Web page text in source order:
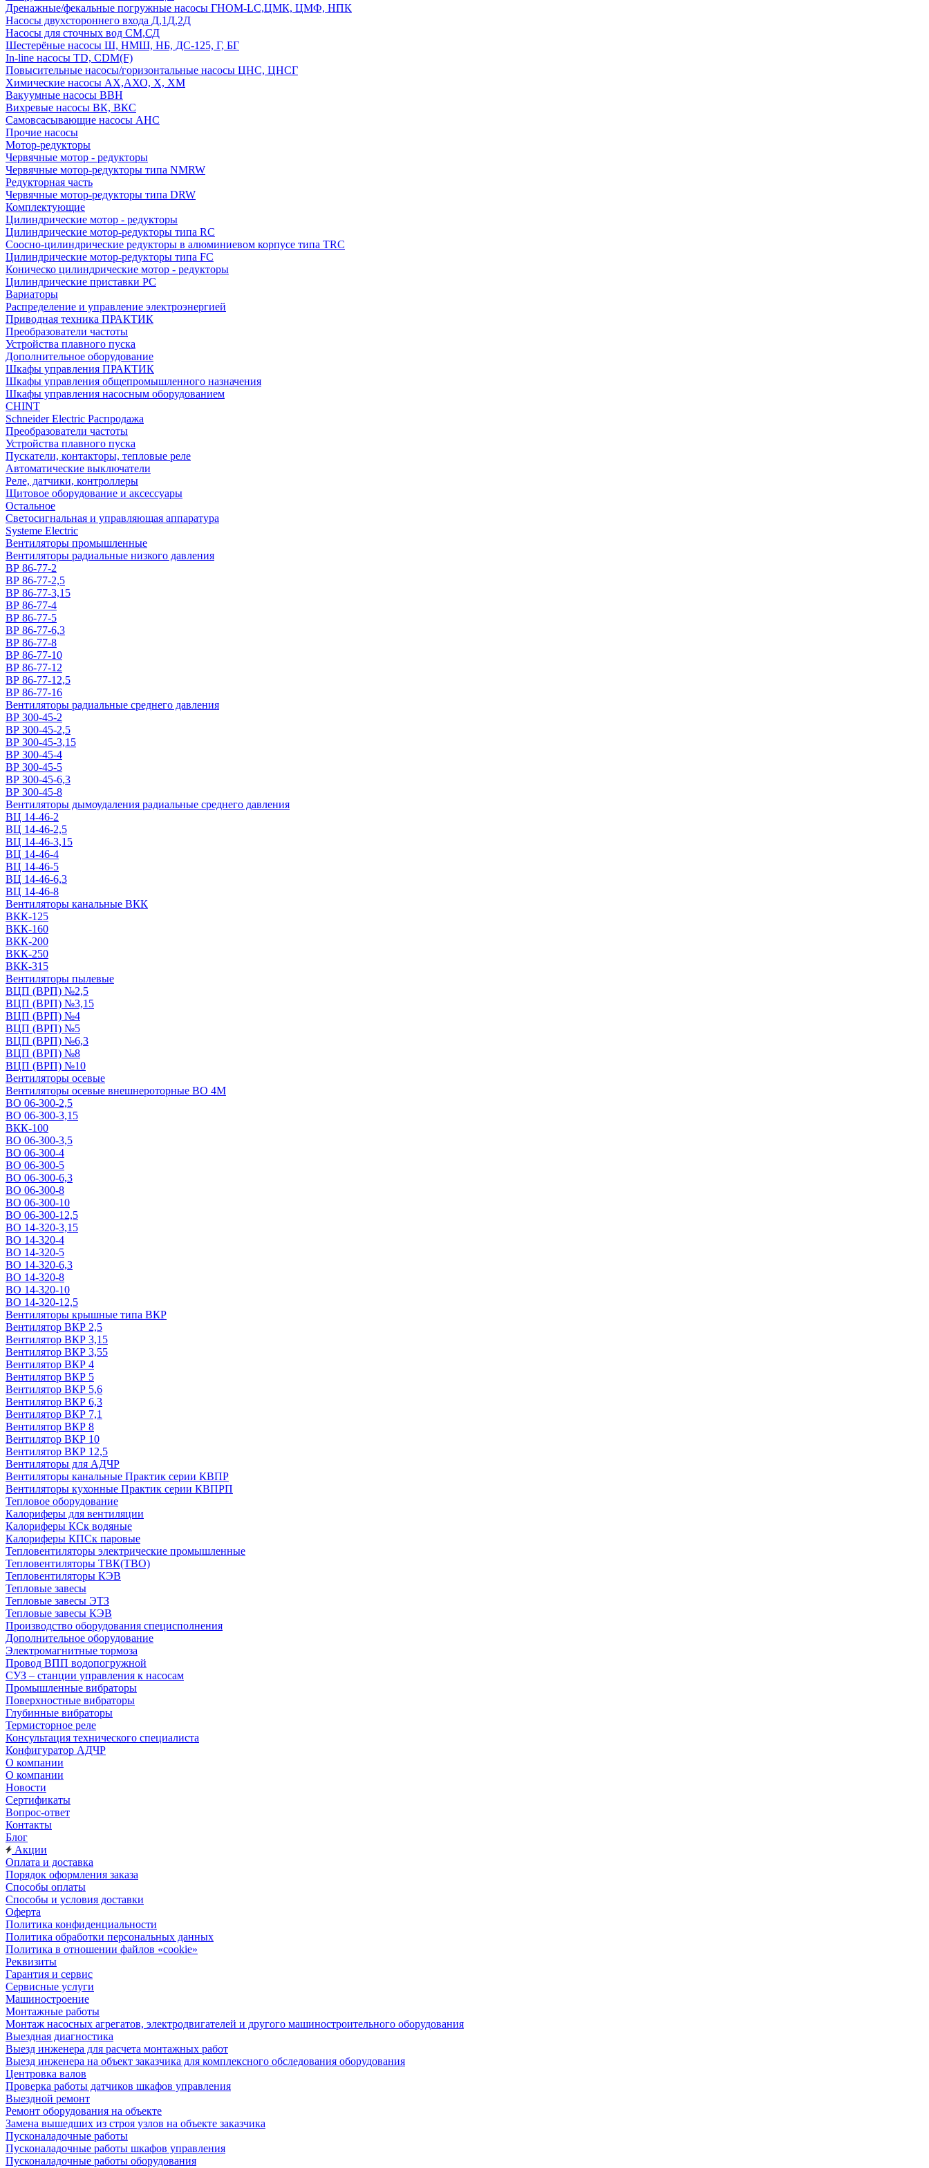
Дренажные/фекальные погружные насосы ГНОМ-LC,ЦМК, ЦМФ, НПК
Насосы двухстороннего входа Д,1Д,2Д
Насосы для сточных вод СМ,СД
Шестерёные насосы Ш, НМШ, НБ, ДС-125, Г, БГ
In-line насосы TD, CDM(F)
Повысительные насосы/горизонтальные насосы ЦНС, ЦНСГ
Химические насосы АХ,АХО, Х, ХМ
Вакуумные насосы ВВН
Вихревые насосы ВК, ВКС
Самовсасывающие насосы АНС
Прочие насосы
Мотор-редукторы
Червячные мотор - редукторы
Червячные мотор-редукторы типа NMRW
Редукторная часть
Червячные мотор-редукторы типа DRW
Комплектующие
Цилиндрические мотор - редукторы
Цилиндрические мотор-редукторы типа RC
Соосно-цилиндрические редукторы в алюминиевом корпусе типа TRC
Цилиндрические мотор-редукторы типа FC
Коническо цилиндрические мотор - редукторы
Цилиндрические приставки PC
Вариаторы
Распределение и управление электроэнергией
Приводная техника ПРАКТИК
Преобразователи частоты
Устройства плавного пуска
Дополнительное оборудование
Шкафы управления ПРАКТИК
Шкафы управления общепромышленного назначения
Шкафы управления насосным оборудованием
CHINT
Schneider Electric Распродажа
Преобразователи частоты
Устройства плавного пуска
Пускатели, контакторы, тепловые реле
Автоматические выключатели
Реле, датчики, контроллеры
Щитовое оборудование и аксессуары
Остальное
Светосигнальная и управляющая аппаратура
Systeme Electric
Вентиляторы промышленные
Вентиляторы радиальные низкого давления
ВР 86-77-2
ВР 86-77-2,5
ВР 86-77-3,15
ВР 86-77-4
ВР 86-77-5
ВР 86-77-6,3
ВР 86-77-8
ВР 86-77-10
ВР 86-77-12
ВР 86-77-12,5
ВР 86-77-16
Вентиляторы радиальные среднего давления
ВР 300-45-2
ВР 300-45-2,5
ВР 300-45-3,15
ВР 300-45-4
ВР 300-45-5
ВР 300-45-6,3
ВР 300-45-8
Вентиляторы дымоудаления радиальные среднего давления
ВЦ 14-46-2
ВЦ 14-46-2,5
ВЦ 14-46-3,15
ВЦ 14-46-4
ВЦ 14-46-5
ВЦ 14-46-6,3
ВЦ 14-46-8
Вентиляторы канальные ВКК
ВКК-125
ВКК-160
ВКК-200
ВКК-250
ВКК-315
Вентиляторы пылевые
ВЦП (ВРП) №2,5
ВЦП (ВРП) №3,15
ВЦП (ВРП) №4
ВЦП (ВРП) №5
ВЦП (ВРП) №6,3
ВЦП (ВРП) №8
ВЦП (ВРП) №10
Вентиляторы осевые
Вентиляторы осевые внешнероторные ВО 4М
ВО 06-300-2,5
ВО 06-300-3,15
ВКК-100
ВО 06-300-3,5
ВО 06-300-4
ВО 06-300-5
ВО 06-300-6,3
ВО 06-300-8
ВО 06-300-10
ВО 06-300-12,5
ВО 14-320-3,15
ВО 14-320-4
ВО 14-320-5
ВО 14-320-6,3
ВО 14-320-8
ВО 14-320-10
ВО 14-320-12,5
Вентиляторы крышные типа ВКР
Вентилятор ВКР 2,5
Вентилятор ВКР 3,15
Вентилятор ВКР 3,55
Вентилятор ВКР 4
Вентилятор ВКР 5
Вентилятор ВКР 5,6
Вентилятор ВКР 6,3
Вентилятор ВКР 7,1
Вентилятор ВКР 8
Вентилятор ВКР 10
Вентилятор ВКР 12,5
Вентиляторы для АДЧР
Вентиляторы канальные Практик серии КВПР
Вентиляторы кухонные Практик серии КВПРП
Тепловое оборудование
Калориферы для вентиляции
Калориферы КСк водяные
Калориферы КПСк паровые
Тепловентиляторы электрические промышленные
Тепловентиляторы ТВК(ТВО)
Тепловентиляторы КЭВ
Тепловые завесы
Тепловые завесы ЭТЗ
Тепловые завесы КЭВ
Производство оборудования специсполнения
Дополнительное оборудование
Электромагнитные тормоза
Провод ВПП водопогружной
СУЗ – станции управления к насосам
Промышленные вибраторы
Поверхностные вибраторы
Глубинные вибраторы
Термисторное реле
Консультация технического специалиста
Конфигуратор АДЧР
О компании
О компании
Новости
Сертификаты
Вопрос-ответ
Контакты
Блог
Акции
Оплата и доставка
Порядок оформления заказа
Способы оплаты
Способы и условия доставки
Оферта
Политика конфиденциальности
Политика обработки персональных данных
Политика в отношении файлов «cookie»
Реквизиты
Гарантия и сервис
Сервисные услуги
Машиностроение
Монтажные работы
Монтаж насосных агрегатов, электродвигателей и другого машиностроительного оборудования
Выездная диагностика
Выезд инженера для расчета монтажных работ
Выезд инженера на объект заказчика для комплексного обследования оборудования
Центровка валов
Проверка работы датчиков шкафов управления
Выездной ремонт
Ремонт оборудования на объекте
Замена вышедших из строя узлов на объекте заказчика
Пусконаладочные работы
Пусконаладочные работы шкафов управления
Пусконаладочные работы оборудования